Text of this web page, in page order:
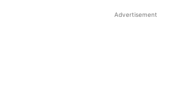
Advertisement